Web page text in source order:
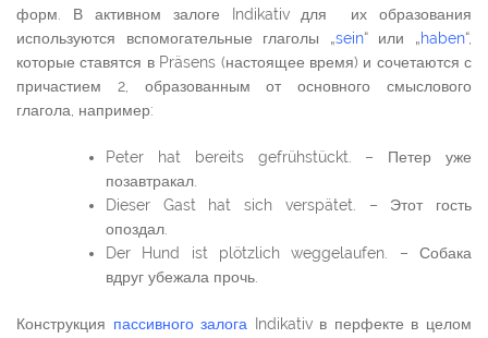
форм. В активном залоге Indikativ для их образования
используются вспомогательные глаголы „sein“ или „haben“,
которые ставятся в Präsens (настоящее время) и сочетаются с
причастием 2, образованным от основного смыслового
глагола, например:
Peter hat bereits gefrühstückt. – Петер уже
позавтракал.
Dieser Gast hat sich verspätet. – Этот гость
опоздал.
Der Hund ist plötzlich weggelaufen. – Собака
вдруг убежала прочь.
Конструкция пассивного залога Indikativ в перфекте в целом